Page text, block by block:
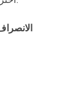
كانتري